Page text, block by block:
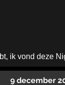
ik vond deze
9 december